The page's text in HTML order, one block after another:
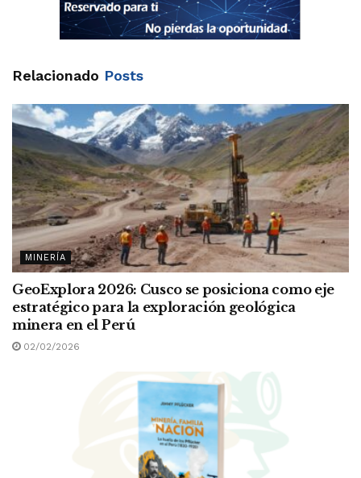
Relacionado Posts
MINERÍA
GeoExplora 2026: Cusco se posiciona como eje
estratégico para la exploración geológica
minera en el Perú
02/02/2026